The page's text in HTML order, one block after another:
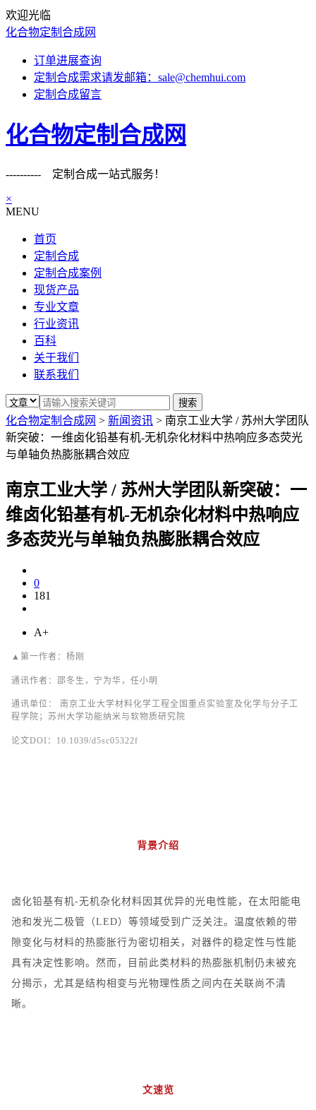
欢迎光临
化合物定制合成网
订单进展查询
定制合成需求请发邮箱：sale@chemhui.com
定制合成留言
化合物定制合成网
---------- 定制合成一站式服务！
×
MENU
首页
定制合成
定制合成案例
现货产品
专业文章
行业资讯
百科
关于我们
联系我们
化合物定制合成网 > 新闻资讯 > 南京工业大学 / 苏州大学团队
新突破：一维卤化铅基有机-无机杂化材料中热响应多态荧光
与单轴负热膨胀耦合效应
南京工业大学 / 苏州大学团队新突破：一
维卤化铅基有机-无机杂化材料中热响应
多态荧光与单轴负热膨胀耦合效应
0
181
A+
▲ 第一作者：杨刚
通讯作者： 邵冬生，宁为华，任小明
通讯单位： 南京工 业大学材料化学工程全国 重点 实验室及化学与分子工
程学院； 苏州大学功能纳米与软物质研究院
论文DOI ： 10.1039/d5sc05322f
背景介绍
卤化铅基有机-无机杂化材料因其优异的光电性能，在太阳能电
池和发光二极管（LED）等领域受到广泛关注。温度依赖的带
隙变化与材料的热膨胀行为密切相关，对器件的稳定性与性能
具有决定性影响。然而，目前此类材料的热膨胀机制仍未被充
分揭示，尤其是结构相变与光物理性质之间内在关联尚不清
晰。
文速览